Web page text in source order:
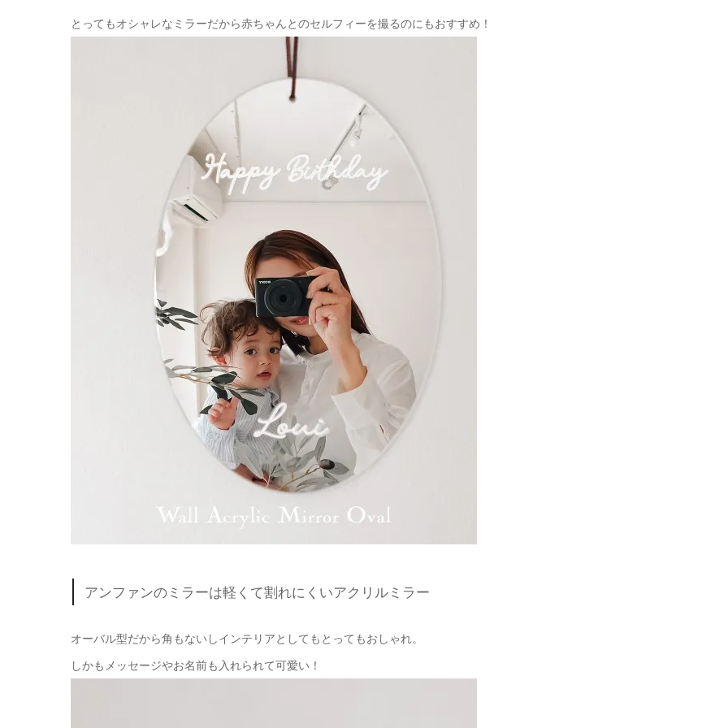
とってもオシャレなミラーだから赤ちゃんとのセルフィーを撮るのにもおすすめ！
アンファンのミラーは軽くて割れにくいアクリルミラー
オーバル型だから角もないしインテリアとしてもとってもおしゃれ。
しかもメッセージやお名前も入れられて可愛い！